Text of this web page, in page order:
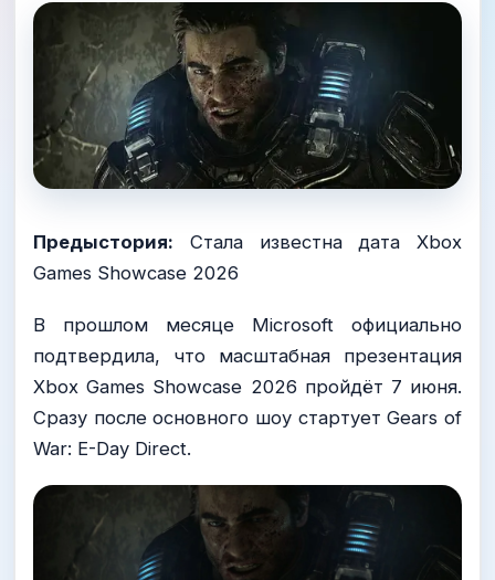
Предыстория: Стала известна дата Xbox
Games Showcase 2026
В прошлом месяце Microsoft официально
подтвердила, что масштабная презентация
Xbox Games Showcase 2026 пройдёт 7 июня.
Сразу после основного шоу стартует Gears of
War: E-Day Direct.